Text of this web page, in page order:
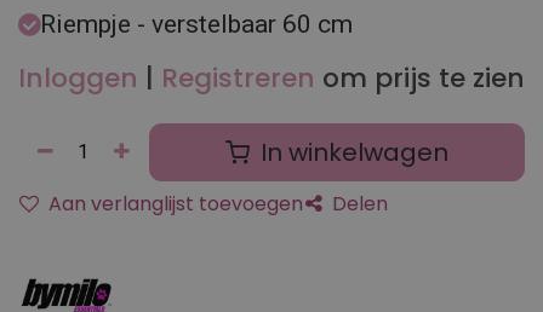
Riempje - verstelbaar 60 cm
Inloggen | Registreren om prijs te zien
In winkelwagen
Aan verlanglijst toevoegen Delen